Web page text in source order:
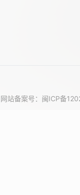
站备案号： 闽ICP备